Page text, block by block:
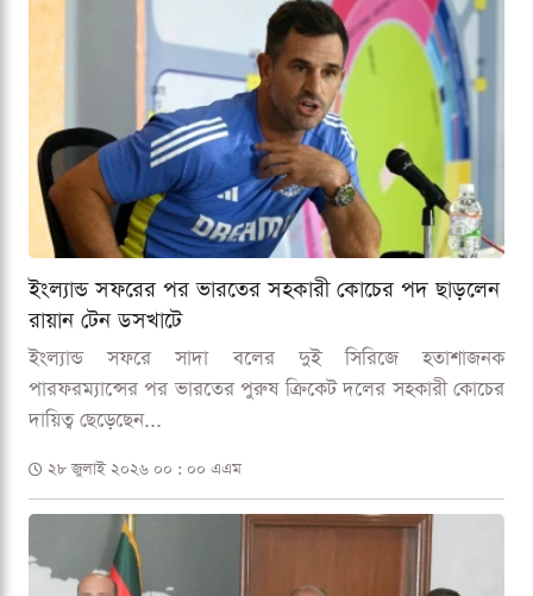
ইংল্যান্ড সফরের পর ভারতের সহকারী কোচের পদ ছাড়লেন
রায়ান টেন ডসখাটে
ইংল্যান্ড সফরে সাদা বলের দুই সিরিজে হতাশাজনক
পারফরম্যান্সের পর ভারতের পুরুষ ক্রিকেট দলের সহকারী কোচের
দায়িত্ব ছেড়েছেন...
২৮ জুলাই ২০২৬ ০০ : ০০ এএম